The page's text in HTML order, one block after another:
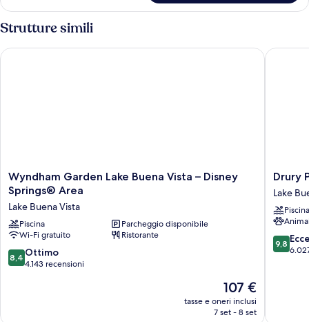
non
Strutture simili
Wyndham
Garden
Lake
Buena
Vista
–
Disney
Springs®
Wyndham Garden Lake Buena Vista – Disney
Springs® Area
Lake Buena Vista
Piscina
Parcheggio disponibile
Wi-Fi gratuito
Ristorante
8.4
su
8,4 Ottimo
4.143 recensioni
Il
prezzo
attuale
107 €
tasse e oneri inclusi
7 set - 8 set
Wyndham Garden Lake Buena Vista – Disney Springs® Area
Drury
Plaza
Hotel
Orlando
-
Disney
Springs
Drury
Lake
Piscina
9.8
su
9,8
Drury